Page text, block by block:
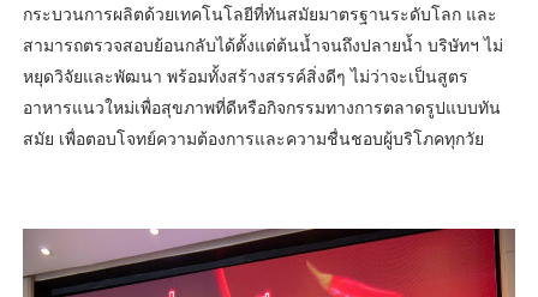
กระบวนการผลิตด้วยเทคโนโลยีที่ทันสมัยมาตรฐานระดับโลก และ
สามารถตรวจสอบย้อนกลับได้ตั้งแต่ต้นน้ำจนถึงปลายน้ำ บริษัทฯ ไม่
หยุดวิจัยและพัฒนา พร้อมทั้งสร้างสรรค์สิ่งดีๆ ไม่ว่าจะเป็นสูตร
อาหารแนวใหม่เพื่อสุขภาพที่ดีหรือกิจกรรมทางการตลาดรูปแบบทัน
สมัย เพื่อตอบโจทย์ความต้องการและความชื่นชอบผู้บริโภคทุกวัย